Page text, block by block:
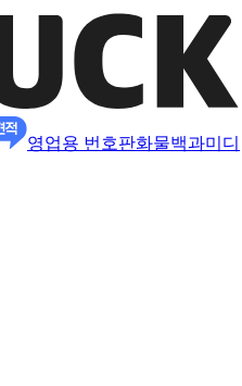
영업용 번호판화물백과미디